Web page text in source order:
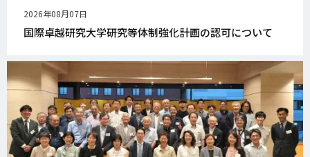
公
開
日
2026年08月07日
国際卓越研究大学研究等体制強化計画の認可について